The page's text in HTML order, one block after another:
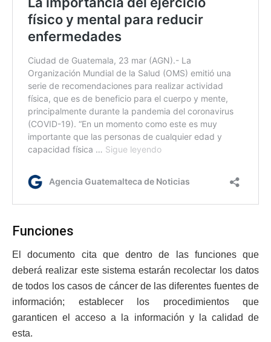
Funciones
El documento cita que dentro de las funciones que
deberá realizar este sistema estarán recolectar los datos
de todos los casos de cáncer de las diferentes fuentes de
información; establecer los procedimientos que
garanticen el acceso a la información y la calidad de
esta.